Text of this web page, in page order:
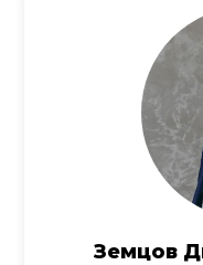
Земцов